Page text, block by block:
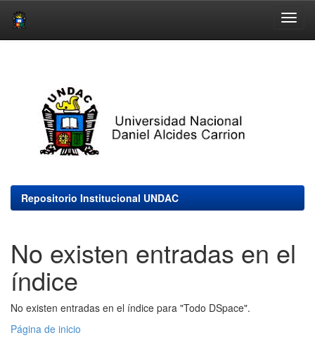
Repositorio Institucional UNDAC
No existen entradas en el
índice
No existen entradas en el índice para "Todo DSpace".
Página de inicio